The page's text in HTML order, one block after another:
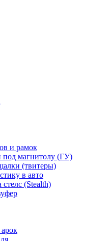
и рамок
под магнитолу (ГУ)
(твитеры)
в авто
(Stealth)